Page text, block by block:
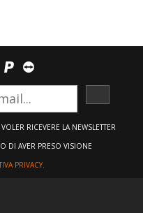
paypalteamviewer
RICEVERE LA NEWSLETTER
DI AVER PRESO VISIONE
PRIVACY.